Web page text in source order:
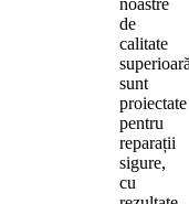
de
calitate
superioară
sunt
proiectate
pentru
reparații
sigure,
cu